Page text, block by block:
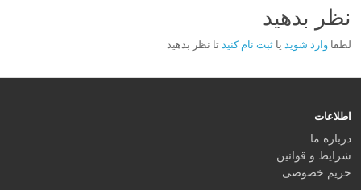
نظر بدهید
لطفا وارد شوید یا ثبت نام کنید تا نظر بدهید
اطلاعات
درباره ما
شرایط و قوانین
حریم خصوصی